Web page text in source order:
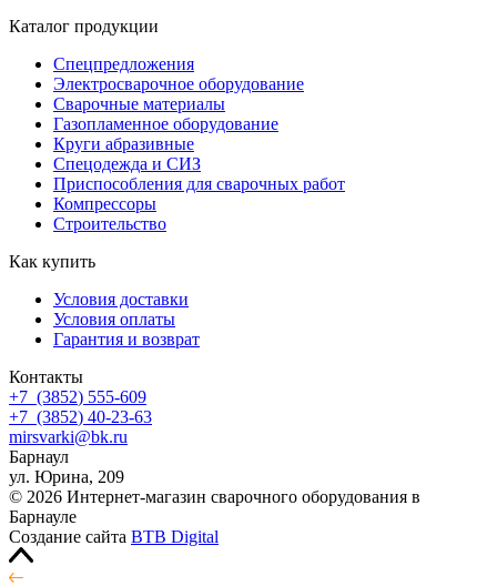
Каталог продукции
Спецпредложения
Электросварочное оборудование
Сварочные материалы
Газопламенное оборудование
Круги абразивные
Спецодежда и СИЗ
Приспособления для сварочных работ
Компрессоры
Строительство
Как купить
Условия доставки
Условия оплаты
Гарантия и возврат
Контакты
+7 (3852) 555-609
+7 (3852) 40-23-63
mirsvarki@bk.ru
Барнаул
ул. Юрина, 209
© 2026 Интернет-магазин сварочного оборудования в
Барнауле
Создание сайта BTB Digital